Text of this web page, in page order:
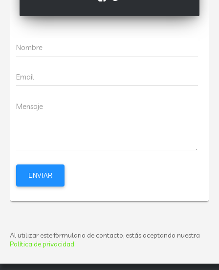
Nombre
Email
Mensaje
Al utilizar este formulario de contacto, estás aceptando nuestra
Política de privacidad